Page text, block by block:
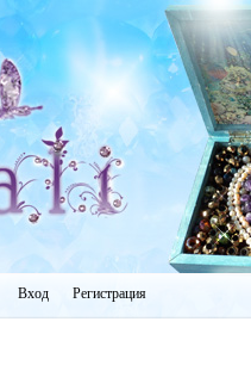
Вход Регистрация